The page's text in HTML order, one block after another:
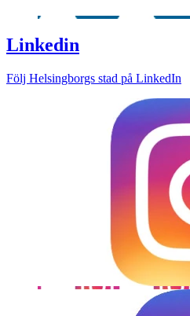
Linkedin
Följ Helsingborgs stad på LinkedIn